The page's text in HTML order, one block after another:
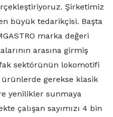
Şirketimiz
büyük tedarikçisi. Başta
marka değeri
arasına girmiş
sektörünün lokomotifi
gerekse klasik
yenilikler sunmaya
çalışan sayımızı 4 bin